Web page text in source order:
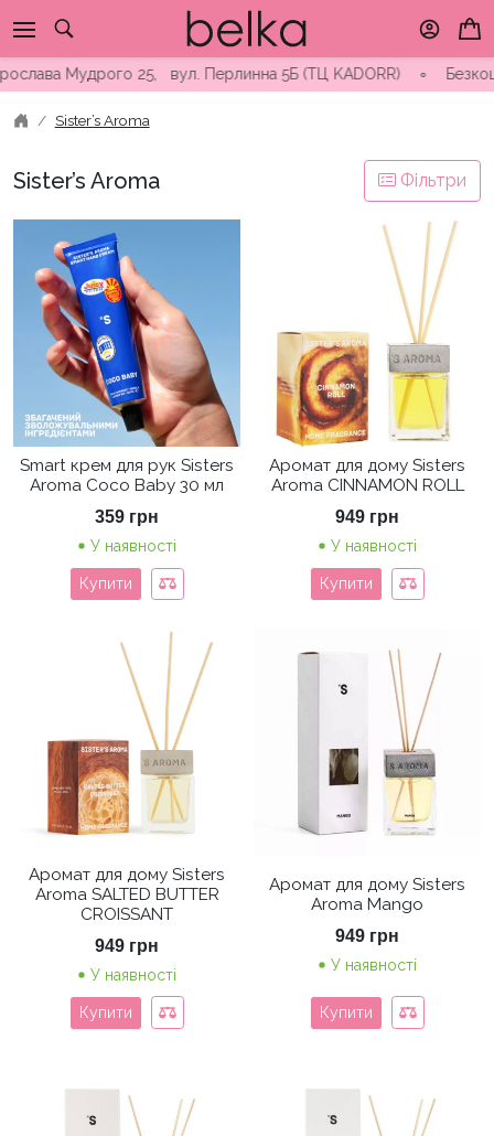
to
content 25, вул. Перлинна 5Б (ТЦ KADORR) ∘ Безкоштовна
Sister’s Aroma
Sister’s Aroma Фільтри
Smart крем для рук Sisters
Aroma Coco Baby 30 мл
359 грн
У наявності
Купити
Аромат для дому Sisters
Aroma CINNAMON ROLL
949 грн
У наявності
Купити
Аромат для дому Sisters
Aroma SALTED BUTTER
CROISSANT
949 грн
У наявності
Купити
Аромат для дому Sisters
Aroma Mango
949 грн
У наявності
Купити